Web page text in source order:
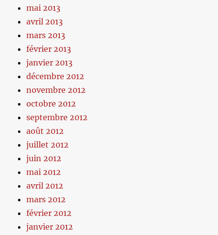
mai 2013
avril 2013
mars 2013
février 2013
janvier 2013
décembre 2012
novembre 2012
octobre 2012
septembre 2012
août 2012
juillet 2012
juin 2012
mai 2012
avril 2012
mars 2012
février 2012
janvier 2012